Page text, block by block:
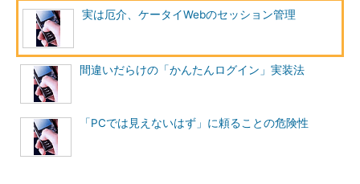
実は厄介、ケータイWebのセッション管理
間違いだらけの「かんたんログイン」実装法
「PCでは見えないはず」に頼ることの危険性